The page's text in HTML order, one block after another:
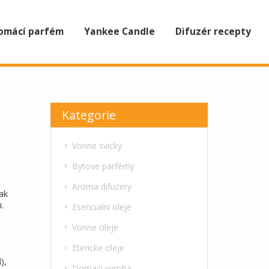
parfém Yankee Candle Difuzér recepty
Kategorie
Vonne svicky
Bytove parfémy
Aroma difuzery
Esencialni oleje
Vonne oleje
Etericke oleje